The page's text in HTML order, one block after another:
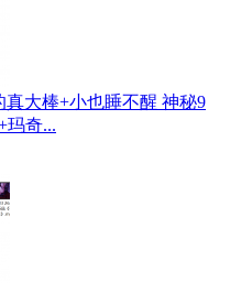
大棒+小也睡不醒 神秘9
玛奇...